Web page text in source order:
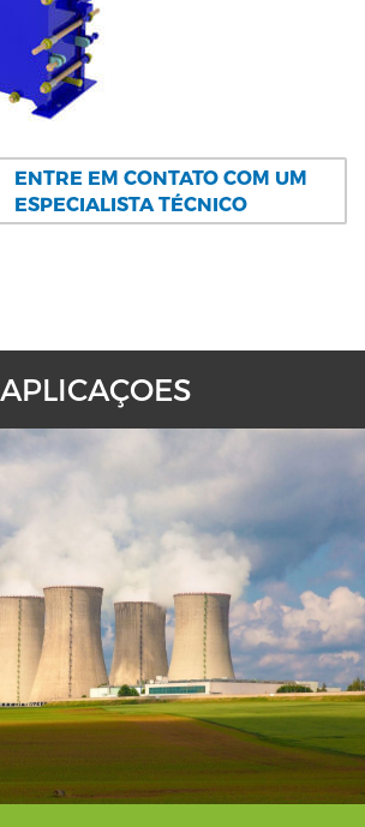
ENTRE EM CONTATO COM UM
ESPECIALISTA TÉCNICO
APLICAÇOES